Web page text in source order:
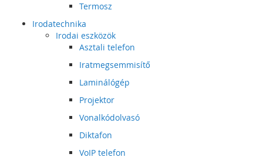
Termosz
Irodatechnika
Irodai eszközök
Asztali telefon
Iratmegsemmisítő
Laminálógép
Projektor
Vonalkódolvasó
Diktafon
VoIP telefon